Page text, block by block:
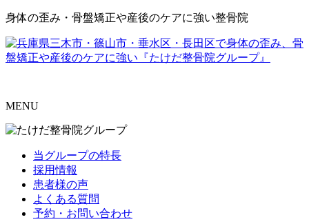
身体の歪み・骨盤矯正や産後のケアに強い整骨院
MENU
当グループの特長
採用情報
患者様の声
よくある質問
予約・お問い合わせ